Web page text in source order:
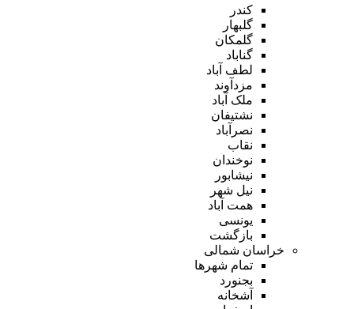
کندر
گلبهار
گلمکان
گناباد
لطف آباد
مزدآوند
ملک آباد
نشتیفان
نصرآباد
نقاب
نوخندان
نیشابور
نیل شهر
همت آباد
یونسی
بازگشت
خراسان شمالی
تمام شهر‌ها
بجنورد
آشخانه